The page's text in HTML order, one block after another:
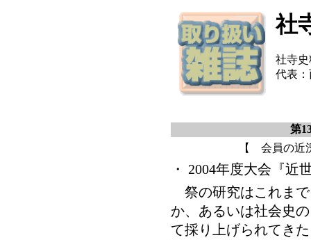
社
社寺
代表
第
【 会員の近
・ 2004年度大会『近
祭の研究はこれま
か、あるいは社会史
て採り上げられてき